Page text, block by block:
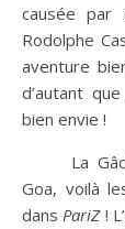
causée par
Rodolphe
aventure
d’autant
bien envie !
La
Goa, voilà
dansPariZ!